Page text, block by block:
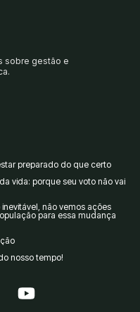
sobre gestão e
preparado do que certo
vida: porque seu voto não vai
não vemos ações
para essa mudança
nosso tempo!
Y
o